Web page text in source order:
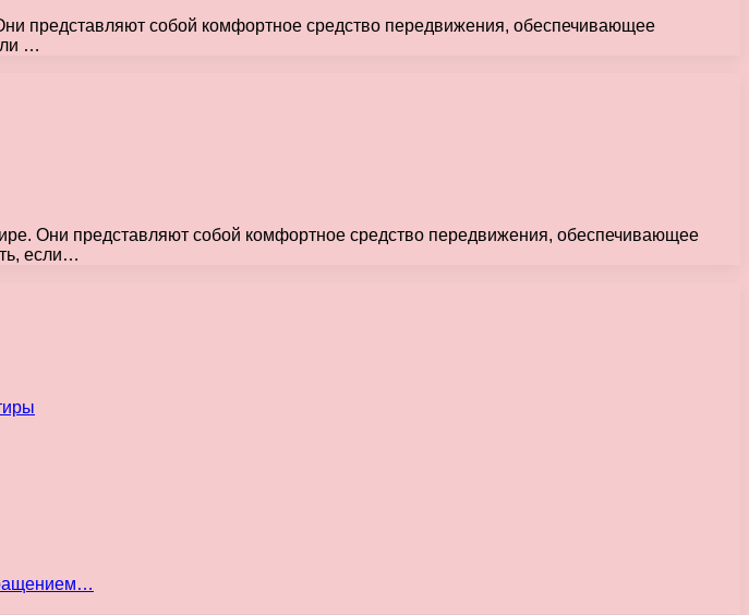
представляют собой комфортное средство передвижения, обеспечивающее
…
Они представляют собой комфортное средство передвижения, обеспечивающее
если…